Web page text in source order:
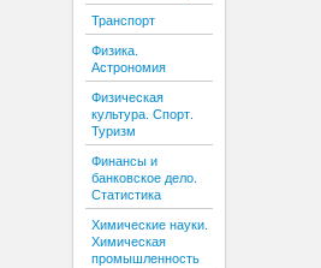
Транспорт
Физика.
Астрономия
Физическая
культура. Спорт.
Туризм
Финансы и
банковское дело.
Статистика
Химические науки.
Химическая
промышленность